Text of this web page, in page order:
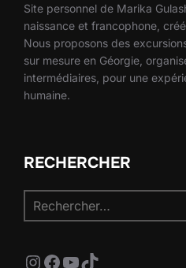
Site personnel de Marika
naissance et francophone,
Nous proposons des
sur mesure en Géorgie,
intermédiaires, pour une
humaine.
RECHERCHER
pour :
Instagram
Facebook
YouTube
TikTok